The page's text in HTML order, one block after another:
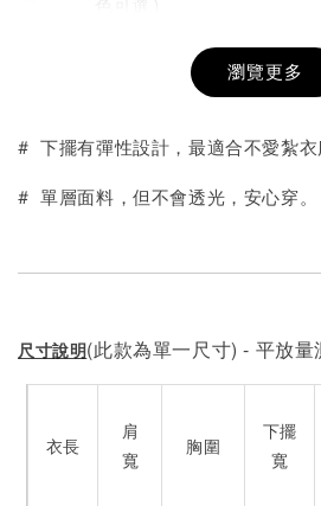
+NT$ 190
瀏覽更多
# 下擺有彈性設計，最適合不愛紮衣
# 單層面料，但不會透光，安心穿。
尺寸說明(此款為單一尺寸) - 平放量
衣長
肩
寬
胸圍
下擺
寬